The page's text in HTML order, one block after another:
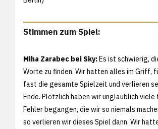
Stimmen zum Spiel:
Miha Zarabec bei Sky:Es ist schwierig,
Worte zu finden. Wir hatten alles im Griff,
fast die gesamte Spielzeit und verlieren
Ende. Plötzlich haben wir unglaublich viele
Fehler begangen, die wir so niemals
so verlieren wir dieses Spiel dann. Wir